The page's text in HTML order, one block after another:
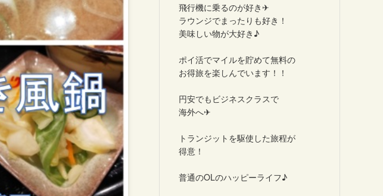
飛行機に乗るのが好き✈
ラウンジでまったりも好き！
美味しい物が大好き♪
ポイ活でマイルを貯めて無料の
お得旅を楽しんでいます！！
円安でもビジネスクラスで
海外へ✈
トランジットを駆使した旅程が
得意！
普通のOLのハッピーライフ♪